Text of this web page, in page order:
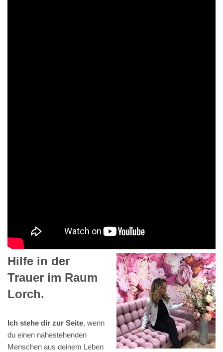
Hilfe in der
Trauer im Raum
Lorch.
Ich stehe dir zur Seite, wenn
du einen nahestehenden
Menschen aus deinem Leben